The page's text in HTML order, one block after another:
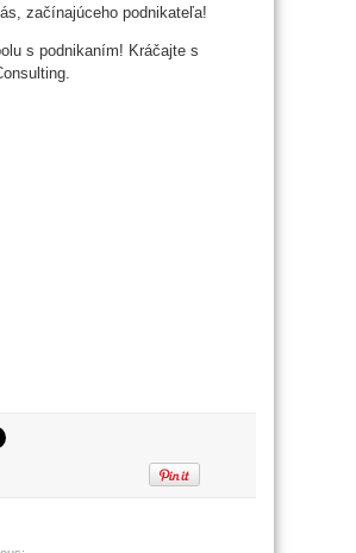
začínajúceho podnikateľa!
s podnikaním! Kráčajte s